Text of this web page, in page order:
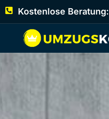
Kostenlose Beratung: